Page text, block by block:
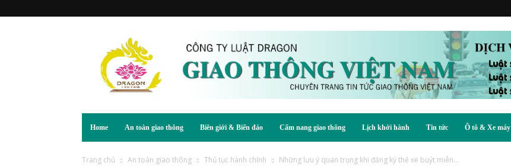
Home An toàn giao thông Biên giới & Biển đảo Cẩm nang giao thông Lịch khởi hành Tin tức Ô tô & Xe máy
Trang chủ An toàn giao thông Thủ tục hành chính Những lưu ý quan trọng khi đăng ký thẻ xe buýt miễn...